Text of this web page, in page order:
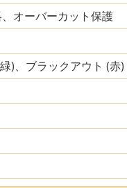
オーバーカット保護
)、ブラックアウト (赤)